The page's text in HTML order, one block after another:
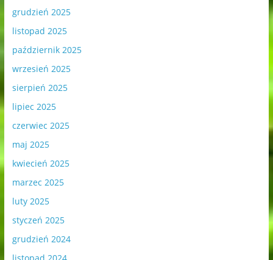
grudzień 2025
listopad 2025
październik 2025
wrzesień 2025
sierpień 2025
lipiec 2025
czerwiec 2025
maj 2025
kwiecień 2025
marzec 2025
luty 2025
styczeń 2025
grudzień 2024